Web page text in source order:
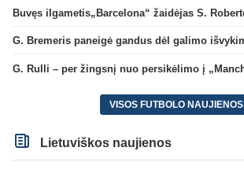
VISOS FUTBOLO NAUJIENOS
Lietuviškos naujienos